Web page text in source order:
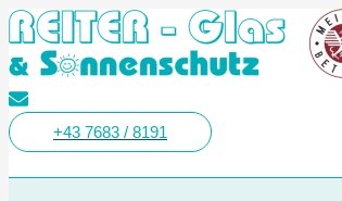
Zum
Inhalt
springen
+43 7683 / 8191